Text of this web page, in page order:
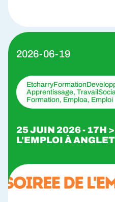
2026-06-19
Apprentissage,
Formation, Emploa, Emploi
25 JUIN 2026 - 17H
L'EMPLOI À ANGLET